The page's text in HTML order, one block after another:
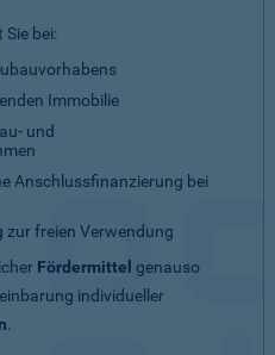
bei:
Immobilie
und
Anschlussfinanzierung bei
freien Verwendung
Fördermittel genauso
individueller
.